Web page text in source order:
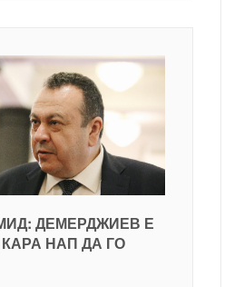
ДЕМЕРДЖИЕВ Е
НАП ДА ГО